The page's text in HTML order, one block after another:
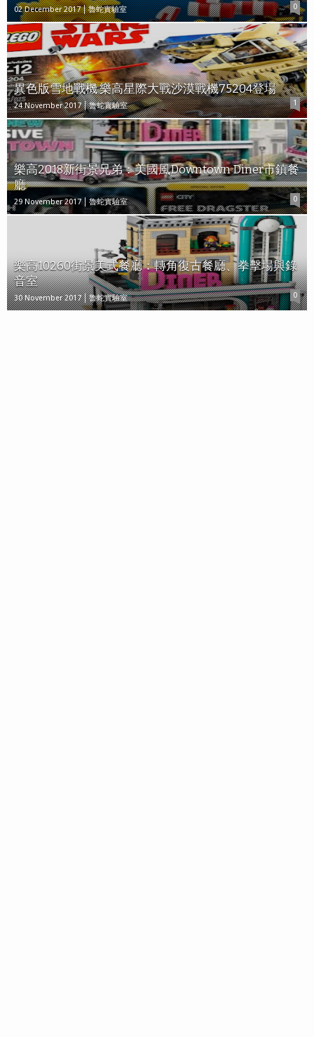
02 December 2017 魯蛇實驗室 0
異色版雪地戰機 樂高星際大戰沙漠戰機75204登場
24 November 2017 魯蛇實驗室 1
樂高2018新街景兄弟：美國風Downtown Diner市鎮餐
廳
29 November 2017 魯蛇實驗室 0
樂高10260街景美式餐廳：轉角復古餐廳、拳擊場與錄
音室
30 November 2017 魯蛇實驗室 0